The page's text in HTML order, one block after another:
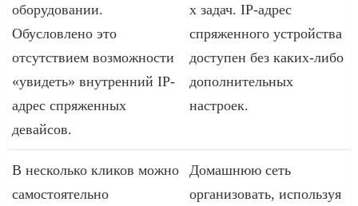
оборудовании.
Обусловлено это
отсутствием возможности
«увидеть» внутренний IP-
адрес спряженных
девайсов.
х задач. IP-адрес
спряженного устройства
доступен без каких-либо
дополнительных
настроек.
В несколько кликов можно
самостоятельно
Домашнюю сеть
организовать, используя